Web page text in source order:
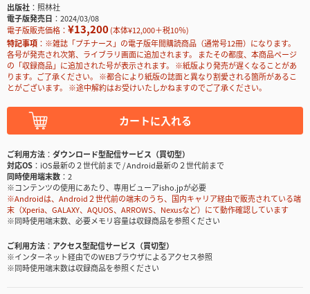
出版社
照林社
電子版発売日
2024/03/08
電子版販売価格： ¥13,200(本体¥12,000＋税10％)
特記事項
※雑誌「プチナース」の電子版年間購読商品（通常号12冊）になります。
各号が発売され次第、ライブラリ画面に追加されます。 またその都度、本商品ページ
の「収録商品」に追加された号が表示されます。 ※紙版より発売が遅くなることがあ
ります。ご了承ください。 ※都合により紙版の誌面と異なり割愛される箇所があるこ
とがございます。 ※途中解約はお受けいたしかねますのでご了承ください。
カートに入れる
ご利用方法
ダウンロード型配信サービス（買切型）
対応OS
iOS最新の２世代前まで / Android最新の２世代前まで
同時使用端末数
2
※コンテンツの使用にあたり、専用ビューアisho.jpが必要
※Androidは、Android２世代前の端末のうち、国内キャリア経由で販売されている端
末（Xperia、GALAXY、AQUOS、ARROWS、Nexusなど）にて動作確認しています
※同時使用端末数、必要メモリ容量は収録商品を参照ください
ご利用方法
アクセス型配信サービス（買切型）
※インターネット経由でのWEBブラウザによるアクセス参照
※同時使用端末数は収録商品を参照ください